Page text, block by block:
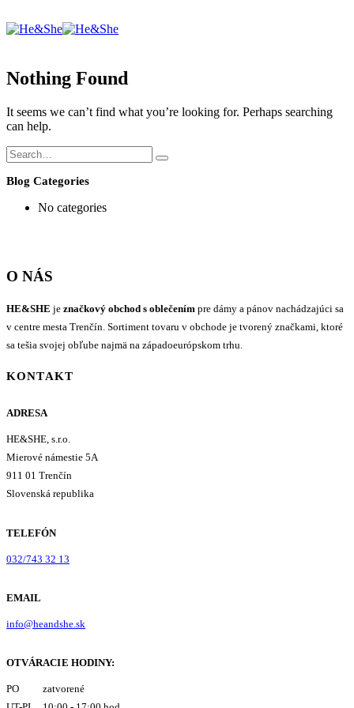
Nothing Found
It seems we can’t find what you’re looking for. Perhaps searching
can help.
Blog Categories
No categories
O NÁS
HE&SHE je značkový obchod s oblečením pre dámy a pánov nachádzajúci sa
v centre mesta Trenčín. Sortiment tovaru v obchode je tvorený značkami, ktoré
sa tešia svojej obľube najmä na západoeurópskom trhu.
KONTAKT
ADRESA
HE&SHE, s.r.o.
Mierové námestie 5A
911 01 Trenčín
Slovenská republika
TELEFÓN
032/743 32 13
EMAIL
info@heandshe.sk
OTVÁRACIE HODINY:
PO zatvorené